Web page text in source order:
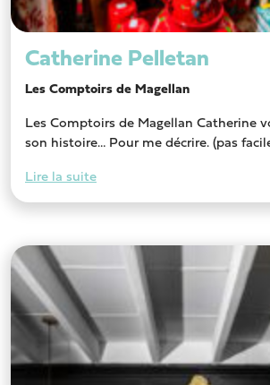
Catherine Pelletan
Les Comptoirs de Magellan
Les Comptoirs de Magellan Catherine
son histoire… Pour me décrire. (pas
Lire la suite